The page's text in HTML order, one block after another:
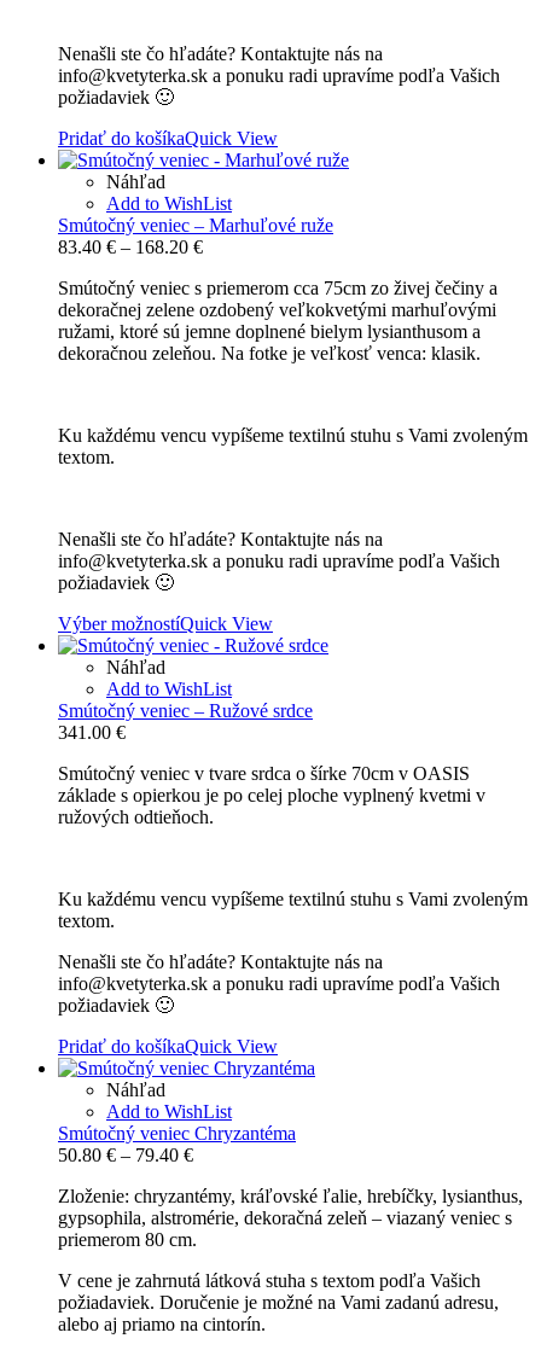
Nenašli ste čo hľadáte? Kontaktujte nás na
info@kvetyterka.sk a ponuku radi upravíme podľa Vašich
požiadaviek 🙂
Pridať do košíkaQuick View
Náhľad
Add to WishList
Smútočný veniec – Marhuľové ruže
83.40 € – 168.20 €Price
83.40 €
through
168.20 €
Smútočný veniec s priemerom cca 75cm zo živej čečiny a
dekoračnej zelene ozdobený veľkokvetými marhuľovými
ružami, ktoré sú jemne doplnené bielym lysianthusom a
dekoračnou zeleňou. Na fotke je veľkosť venca: klasik.
Ku každému vencu vypíšeme textilnú stuhu s Vami zvoleným
textom.
Nenašli ste čo hľadáte? Kontaktujte nás na
info@kvetyterka.sk a ponuku radi upravíme podľa Vašich
požiadaviek 🙂
Výber možnostíQuick View
Náhľad
Add to WishList
Smútočný veniec – Ružové srdce
341.00 €
Smútočný veniec v tvare srdca o šírke 70cm v OASIS
základe s opierkou je po celej ploche vyplnený kvetmi v
ružových odtieňoch.
Ku každému vencu vypíšeme textilnú stuhu s Vami zvoleným
textom.
Nenašli ste čo hľadáte? Kontaktujte nás na
info@kvetyterka.sk a ponuku radi upravíme podľa Vašich
požiadaviek 🙂
Pridať do košíkaQuick View
Náhľad
Add to WishList
Smútočný veniec Chryzantéma
50.80 € – 79.40 €Price
50.80 €
through
79.40 €
Zloženie: chryzantémy, kráľovské ľalie, hrebíčky, lysianthus,
gypsophila, alstromérie, dekoračná zeleň – viazaný veniec s
priemerom 80 cm.
V cene je zahrnutá látková stuha s textom podľa Vašich
požiadaviek. Doručenie je možné na Vami zadanú adresu,
alebo aj priamo na cintorín.